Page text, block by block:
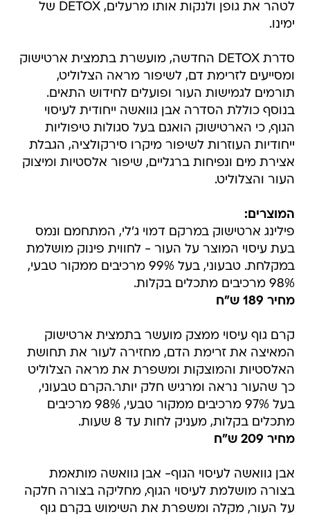
לטהר את גופן ולנקות אותו מרעלים, DETOX של
ימינו.
סדרת DETOX החדשה, מועשרת בתמצית ארטישוק
ומסייעים לזרימת דם, לשיפור מראה הצלוליט,
תורמים לגמישות העור ופועלים לחידוש התאים.
בנוסף כוללת הסדרה אבן גוואשה ייחודית לעיסוי
הגוף, כי הארטישוק הואגם בעל סגולות טיפוליות
ייחודיות העוזרות לשיפור מיקרו סירקולציה, הגבלת
אצירת מים ונפיחות ברגליים, שיפור אלסטיות ומיצוק
העור והצלוליט.
המוצרים:
פילינג ארטישוק במרקם דמוי ג'לי, המתחמם ונמס
בעת עיסוי המוצר על העור - לחווית פינוק מושלמת
במקלחת. טבעוני, בעל 99% מרכיבים ממקור טבעי,
98% מרכיבים מתכלים בקלות.
מחיר 189 ש"ח
קרם גוף עיסוי ממצק מועשר בתמצית ארטישוק
המאיצה את זרימת הדם, מחזירה לעור את תחושת
האלסטיות והמוצקות ומשפרת את מראה הצלוליט
כך שהעור נראה ומרגיש חלק יותר.הקרם טבעוני,
בעל 97% מרכיבים ממקור טבעי, 98% מרכיבים
מתכלים בקלות, מעניק לחות עד 8 שעות.
מחיר 209 ש"ח
אבן גוואשה לעיסוי הגוף- אבן גוואשה מותאמת
בצורה מושלמת לעיסוי הגוף, מחליקה בצורה חלקה
על העור, מקלה ומשפרת את השימוש בקרם גוף